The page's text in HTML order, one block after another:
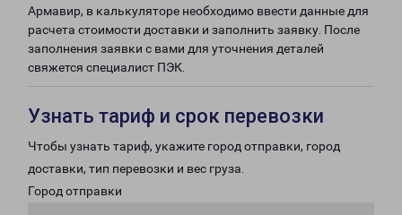
Армавир, в калькуляторе необходимо ввести данные для
расчета стоимости доставки и заполнить заявку. После
заполнения заявки с вами для уточнения деталей
свяжется специалист ПЭК.
Узнать тариф и срок перевозки
Чтобы узнать тариф, укажите город отправки, город
доставки, тип перевозки и вес груза.
Город отправки